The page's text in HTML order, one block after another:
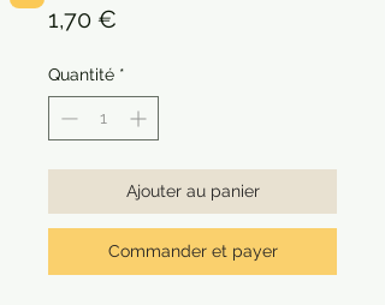
1,70 €
Quantité *
Ajouter au panier
Commander et payer